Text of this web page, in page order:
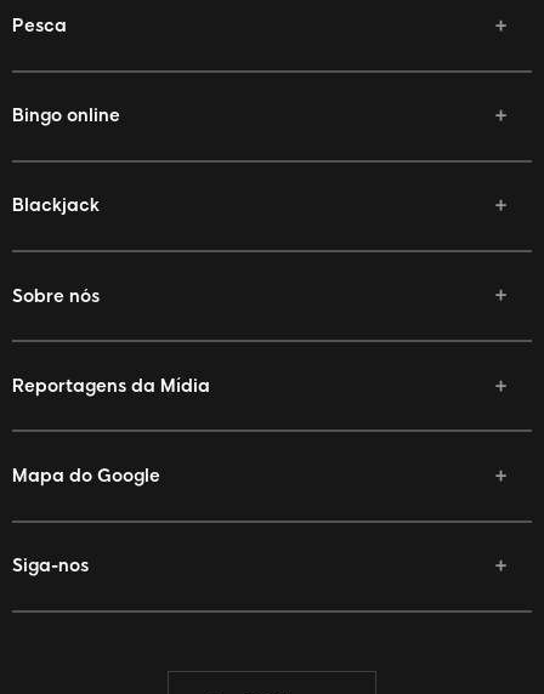
Pesca
Bingo online
Blackjack
Sobre nós
Reportagens da Mídia
Mapa do Google
Siga-nos
Facebook